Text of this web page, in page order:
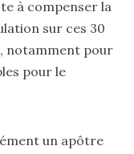
à compenser la
sur ces 30
notamment pour
pour le
un apôtre